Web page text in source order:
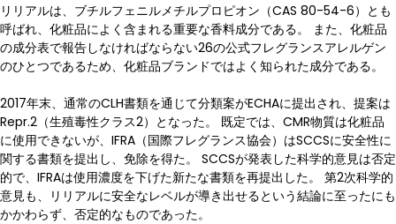
リリアルは、ブチルフェニルメチルプロピオン（CAS 80-54-6）とも
呼ばれ、化粧品によく含まれる重要な香料成分である。 また、化粧品
の成分表で報告しなければならない26の公式フレグランスアレルゲン
のひとつであるため、化粧品ブランドではよく知られた成分である。
2017年末、通常のCLH書類を通じて分類案がECHAに提出され、提案は
Repr.2（生殖毒性クラス2）となった。 既定では、CMR物質は化粧品
に使用できないが、IFRA（国際フレグランス協会）はSCCSに安全性に
関する書類を提出し、免除を得た。 SCCSが発表した科学的意見は否定
的で、IFRAは使用濃度を下げた新たな書類を再提出した。 第2次科学的
意見も、リリアルに安全なレベルが導き出せるという結論に至ったにも
かかわらず、否定的なものであった。